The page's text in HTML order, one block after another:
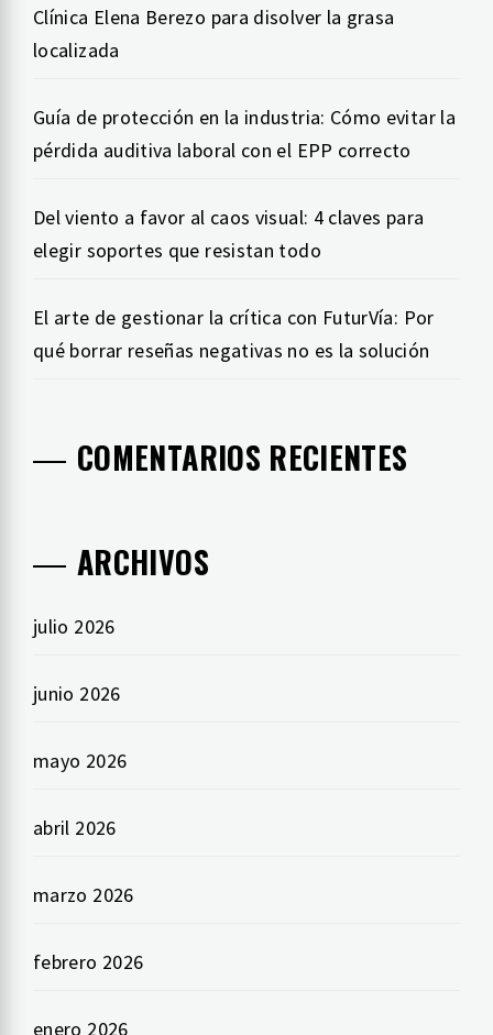
Clínica Elena Berezo para disolver la grasa
localizada
Guía de protección en la industria: Cómo evitar la
pérdida auditiva laboral con el EPP correcto
Del viento a favor al caos visual: 4 claves para
elegir soportes que resistan todo
El arte de gestionar la crítica con FuturVía: Por
qué borrar reseñas negativas no es la solución
COMENTARIOS RECIENTES
ARCHIVOS
julio 2026
junio 2026
mayo 2026
abril 2026
marzo 2026
febrero 2026
enero 2026